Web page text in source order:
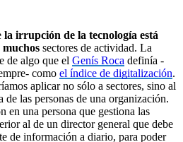
la irrupción de la tecnología está
muchos sectores de actividad. La
de algo que el Genís Roca definía -
como el índice de digitalización.
aplicar no sólo a sectores, sino al
de las personas de una organización.
en una persona que gestiona las
al de un director general que debe
de información a diario, para poder